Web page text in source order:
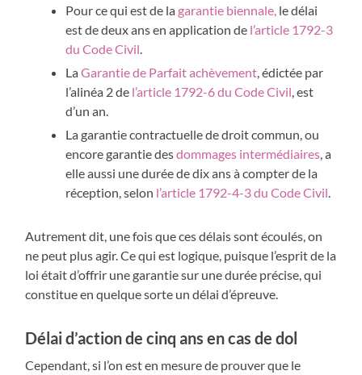
Pour ce qui est de la garantie biennale, le délai
est de deux ans en application de l’article 1792-3
du Code Civil
LaGarantie de Parfait achèvement , édictée par
l’alinéa 2 de l’article 1792-6 du Code Civil , est
d’un an.
La garantie contractuelle de droit commun, ou
encore garantie desdommages intermédiaires , a
elle aussi une durée de dix ans à compter de la
réception, selon l’article 1792-4-3 du Code Civil
Autrement dit, une fois que ces délais sont écoulés, on
ne peut plus agir. Ce qui est logique, puisque l’esprit de la
loi était d’offrir une garantie sur une durée précise, qui
constitue en quelque sorte un délai d’épreuve.
Délai d’action de cinq ans en cas de dol
Cependant, si l’on est en mesure de prouver que le